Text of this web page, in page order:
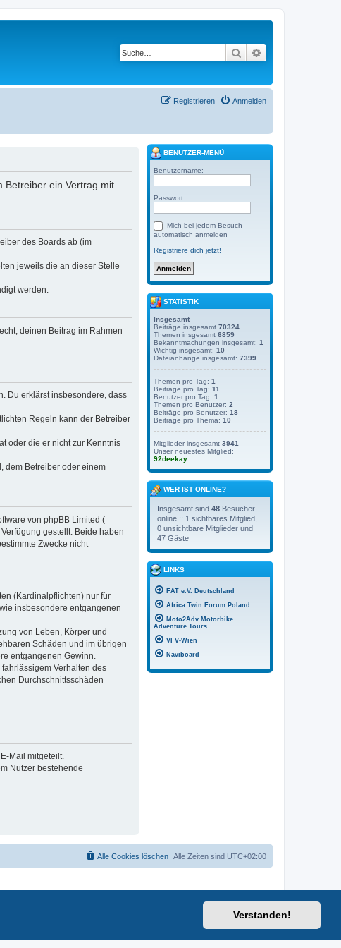
Verstanden!
Suche
Anmelden
Registrieren
Betreiber ein Vertrag mit
des Boards ab (im
jeweils die an dieser Stelle
werden.
deinen Beitrag im Rahmen
Du erklärst insbesondere, dass
Regeln kann der Betreiber
oder die er nicht zur Kenntnis
dem Betreiber oder einem
von phpBB Limited (
gestellt. Beide haben
Zwecke nicht
(Kardinalpflichten) nur für
insbesondere entgangenen
von Leben, Körper und
Schäden und im übrigen
entgangenen Gewinn.
Verhalten des
Durchschnittsschäden
Mail mitgeteilt.
Nutzer bestehende
BENUTZER-MENÜ
Benutzername:
Passwort:
Mich bei jedem Besuch
automatisch anmelden
Registriere dich jetzt!
STATISTIK
Insgesamt
Beiträge insgesamt 70324
Themen insgesamt 6859
Bekanntmachungen insgesamt: 1
Wichtig insgesamt: 10
Dateianhänge insgesamt: 7399
Themen pro Tag: 1
Beiträge pro Tag: 11
Benutzer pro Tag: 1
Themen pro Benutzer: 2
Beiträge pro Benutzer: 18
Beiträge pro Thema: 10
Mitglieder insgesamt 3941
Unser neuestes Mitglied:
92deekay
WER IST ONLINE?
Insgesamt sind 48 Besucher
online :: 1 sichtbares Mitglied,
0 unsichtbare Mitglieder und
47 Gäste
LINKS
FAT e.V. Deutschland
Africa Twin Forum Poland
Moto2Adv Motorbike
Adventure Tours
VFV-Wien
Naviboard
Alle Zeiten sind UTC+02:00
Alle Cookies löschen